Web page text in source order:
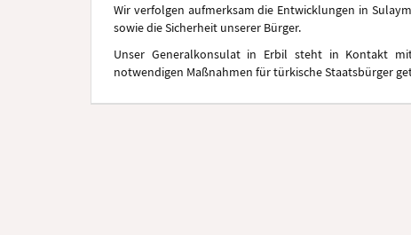
Wir verfolgen aufmerksam die Entwicklungen in
sowie die Sicherheit unserer Bürger.
Unser Generalkonsulat in Erbil steht in Kontakt
notwendigen Maßnahmen für türkische Staatsbürger